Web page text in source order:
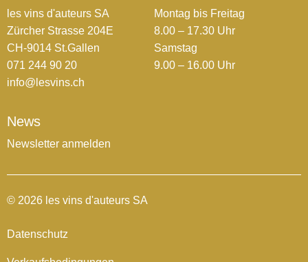
les vins d'auteurs SA
Zürcher Strasse 204E
CH-9014 St.Gallen
071 244 90 20
info@lesvins.ch
Montag bis Freitag
8.00 – 17.30 Uhr
Samstag
9.00 – 16.00 Uhr
News
Newsletter anmelden
© 2026 les vins d'auteurs SA
Datenschutz